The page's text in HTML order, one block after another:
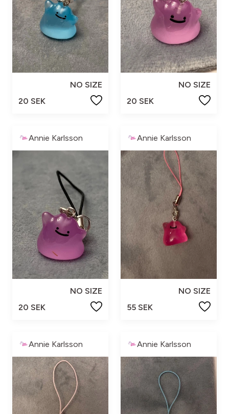
NO SIZE
20 SEK
NO SIZE
20 SEK
Annie Karlsson
NO SIZE
20 SEK
Annie Karlsson
NO SIZE
55 SEK
Annie Karlsson Annie Karlsson